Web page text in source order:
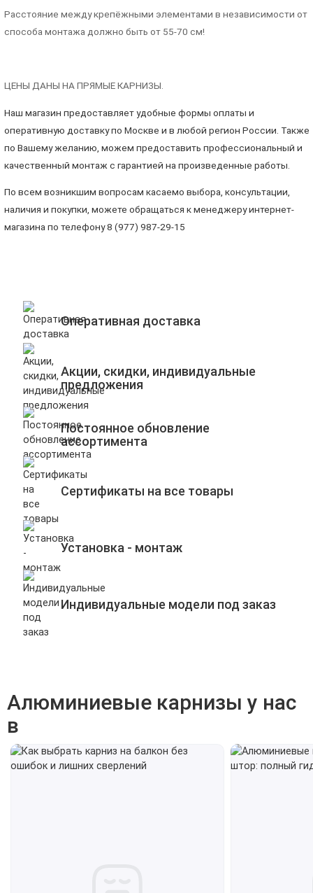
Расстояние между крепёжными элементами в независимости от
способа монтажа должно быть от 55-70 см!
ЦЕНЫ ДАНЫ НА ПРЯМЫЕ КАРНИЗЫ.
Наш магазин предоставляет удобные формы оплаты и
оперативную доставку по Москве и в любой регион России. Также
по Вашему желанию, можем предоставить профессиональный и
качественный монтаж с гарантией на произведенные работы.
По всем возникшим вопросам касаемо выбора, консультации,
наличия и покупки, можете обращаться к менеджеру интернет-
магазина по телефону 8 (977) 987-29-15
Оперативная доставка
Акции, скидки, индивидуальные
предложения
Постоянное обновление
ассортимента
Сертификаты на все товары
Установка - монтаж
Индивидуальные модели под заказ
Алюминиевые карнизы у нас
в